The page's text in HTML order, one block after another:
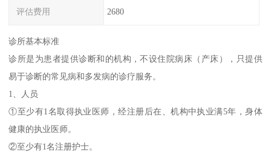
评估费用 2680
诊所基本标准
诊所是为患者提供诊断和的机构，不设住院病床（产床），只提供
易于诊断的常见病和多发病的诊疗服务。
1、人员
①至少有1名取得执业医师，经注册后在、机构中执业满5年，身体
健康的执业医师。
②至少有1名注册护士。